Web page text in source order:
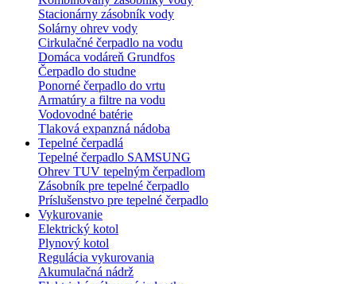
Stacionárny zásobník vody
Solárny ohrev vody
Cirkulačné čerpadlo na vodu
Domáca vodáreň Grundfos
Čerpadlo do studne
Ponorné čerpadlo do vrtu
Armatúry a filtre na vodu
Vodovodné batérie
Tlaková expanzná nádoba
Tepelné čerpadlá
Tepelné čerpadlo SAMSUNG
Ohrev TUV tepelným čerpadlom
Zásobník pre tepelné čerpadlo
Príslušenstvo pre tepelné čerpadlo
Vykurovanie
Elektrický kotol
Plynový kotol
Regulácia vykurovania
Akumulačná nádrž